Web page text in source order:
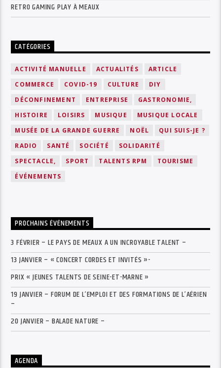
RETRO GAMING PLAY À MEAUX
CATÉGORIES
ACTIVITÉ MANUELLE ACTUALITÉS
ARTICLE
COMMERCE
COVID-19 CULTURE
DIY
DÉCONFINEMENT
ENTREPRISE
GASTRONOMIE,
HISTOIRE
LOISIRS MUSIQUE
MUSIQUE LOCALE
MUSÉE DE LA GRANDE GUERRE
NOËL
QUI SUIS-JE ?
RADIO
SANTÉ SOCIÉTÉ
SOLIDARITÉ
SPECTACLE,
SPORT TALENTS RPM
TOURISME
ÉVÉNEMENTS
PROCHAINS ÉVÉNEMENTS
3 FÉVRIER – LE PAYS DE MEAUX A UN INCROYABLE TALENT –
13 JANVIER – « CONCERT CORDES ET INVITÉS »-
PRIX « JEUNES TALENTS DE SEINE-ET-MARNE »
19 JANVIER – FORUM DE L’EMPLOI ET DES FORMATIONS DE L’AÉRIEN
–
20 JANVIER – BALADE NATURE –
AGENDA